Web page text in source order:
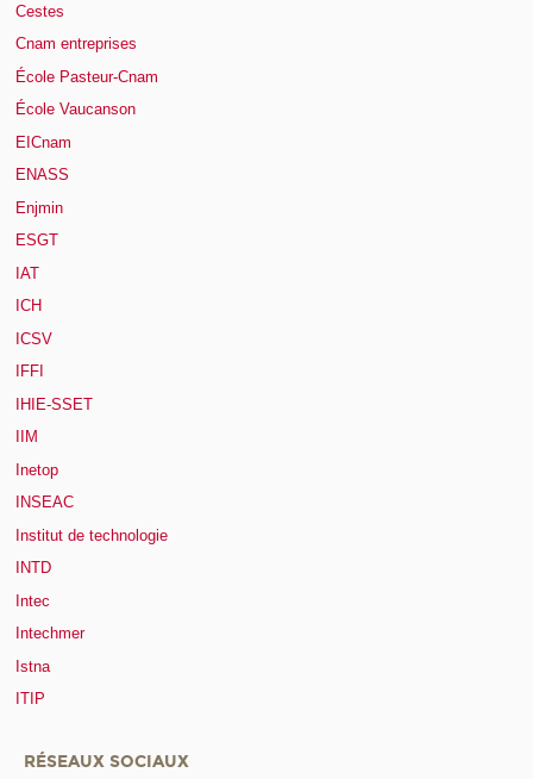
Cestes
Cnam entreprises
École Pasteur-Cnam
École Vaucanson
EICnam
ENASS
Enjmin
ESGT
IAT
ICH
ICSV
IFFI
IHIE-SSET
IIM
Inetop
INSEAC
Institut de technologie
INTD
Intec
Intechmer
Istna
ITIP
RÉSEAUX SOCIAUX